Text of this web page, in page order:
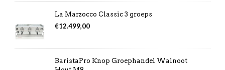
La Marzocco Classic 3 groeps
€12.499,00
BaristaPro Knop Groephandel Walnoot